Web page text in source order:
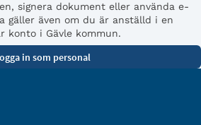
signera dokument eller använda e-
gäller även om du är anställd i en
konto i Gävle kommun.